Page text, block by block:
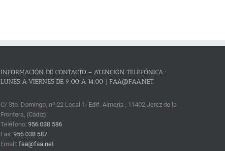
INFORMACIÓN DE CONTACTO – ATENCIÓN TELEFÓNICA :
LUNES A VIERNES DE 9:00 A 14:00 | FAA@FAA.NET
C/ Sto. Domingo, nº 22 Local 1- Edif. Almería , 11402 Jerez de la
Frontera, (Cádiz)
Teléfono:956 038 586
Fax:956 038 587
Email:faa@faa.net